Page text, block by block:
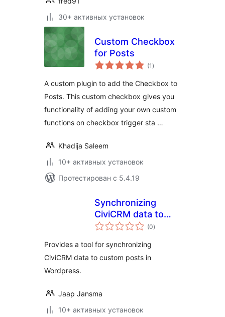
30+ активных установок
Custom Checkbox
for Posts
(1 общий
рейтинг
)
A custom plugin to add the Checkbox to
Posts. This custom checkbox gives you
functionality of adding your own custom
functions on checkbox trigger sta …
Khadija Saleem
10+ активных установок
Протестирован с 5.4.19
Synchronizing
CiviCRM data to
Custom Posts
(0общий
рейтинг
)
Provides a tool for synchronizing
CiviCRM data to custom posts in
Wordpress.
Jaap Jansma
10+ активных установок